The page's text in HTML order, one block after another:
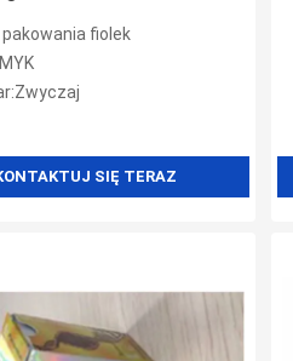
kształt z
powierzchnią
fiolek
SIĘ TERAZ